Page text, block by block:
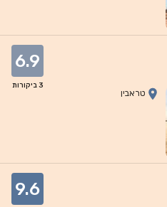
6.9
3ביקורות
טראבין
9.6